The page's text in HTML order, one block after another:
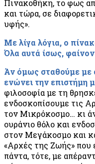
Πινακοθήκη, το φως
και τώρα, σε
υφής».
Με λίγα λόγια, ο
Όλα αυτά ίσως,
Άν όμως σταθούμε με
ενώνει την επιστήμη
φιλοσοφία με τη
ενδοσκοπίσουμε τις
τον Μικρόκοσμο… κι
ουράνιο θόλο και
στον Μεγάκοσμο και
«Αρχές της Ζωής» που
πάντα, τότε, με